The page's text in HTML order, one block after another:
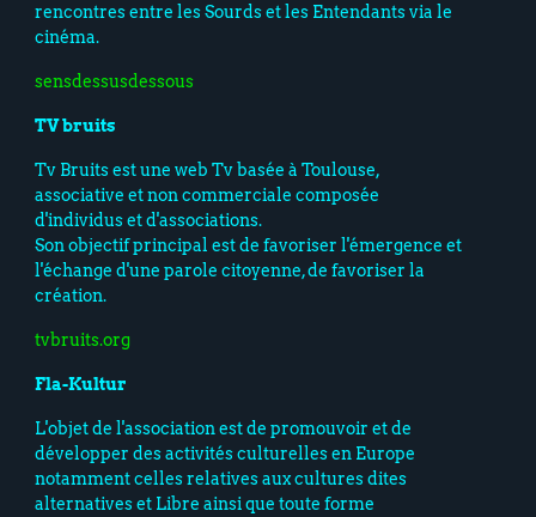
rencontres entre les Sourds et les Entendants via le
cinéma.
sensdessusdessous
TV bruits
Tv Bruits est une web Tv basée à Toulouse,
associative et non commerciale composée
d'individus et d'associations.
Son objectif principal est de favoriser l'émergence et
l'échange d'une parole citoyenne, de favoriser la
création.
tvbruits.org
Fla-Kultur
L'objet de l'association est de promouvoir et de
développer des activités culturelles en Europe
notamment celles relatives aux cultures dites
alternatives et Libre ainsi que toute forme